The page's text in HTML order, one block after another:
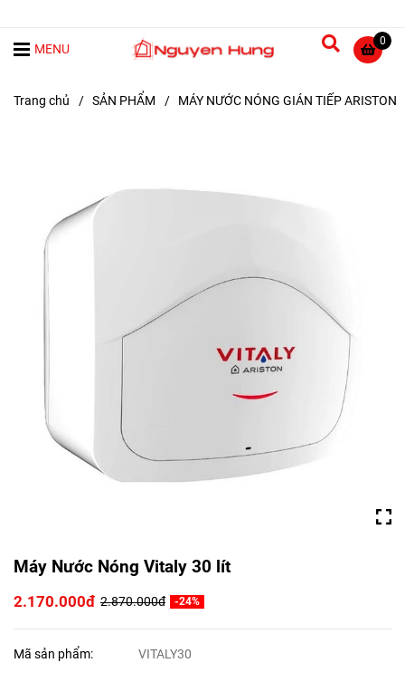
0
MENU
Trang chủ / SẢN PHẨM / MÁY NƯỚC NÓNG GIÁN TIẾP ARISTON
Máy Nước Nóng Vitaly 30 lít
2.170.000đ 2.870.000đ -24%
Mã sản phẩm: VITALY30